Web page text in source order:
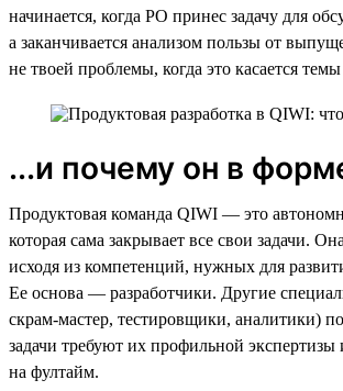
начинается, когда PO принес задачу для
а заканчивается анализом пользы от
не твоей проблемы, когда это касается
...и почему он в
Продуктовая команда QIWI — это
которая сама закрывает все свои задачи.
исходя из компетенций, нужных для
Ее основа — разработчики. Другие
скрам-мастер, тестировщики, аналитики)
задачи требуют их профильной экспертизы
на фултайм.